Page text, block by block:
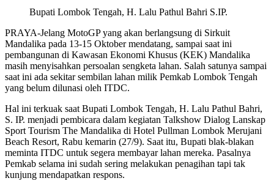
Bupati Lombok Tengah, H. Lalu Pathul Bahri S.IP.
PRAYA-Jelang MotoGP yang akan berlangsung di Sirkuit
Mandalika pada 13-15 Oktober mendatang, sampai saat ini
pembangunan di Kawasan Ekonomi Khusus (KEK) Mandalika
masih menyisahkan persoalan sengketa lahan. Salah satunya sampai
saat ini ada sekitar sembilan lahan milik Pemkab Lombok Tengah
yang belum dilunasi oleh ITDC.
Hal ini terkuak saat Bupati Lombok Tengah, H. Lalu Pathul Bahri,
S. IP. menjadi pembicara dalam kegiatan Talkshow Dialog Lanskap
Sport Tourism The Mandalika di Hotel Pullman Lombok Merujani
Beach Resort, Rabu kemarin (27/9). Saat itu, Bupati blak-blakan
meminta ITDC untuk segera membayar lahan mereka. Pasalnya
Pemkab selama ini sudah sering melakukan penagihan tapi tak
kunjung mendapatkan respons.